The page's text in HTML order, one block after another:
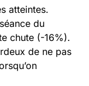
atteintes.
du
chute (-16%).
de ne pas